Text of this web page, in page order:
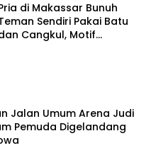
di Makassar Bunuh
Sendiri Pakai Batu
Cangkul, Motif
Jalan Umum Arena Judi
Pemuda Digelandang